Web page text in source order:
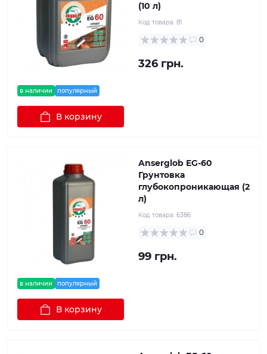
в наличии популярный
(10 л)
Код товара: 81
0
326 грн.
В корзину
в наличии популярный
Anserglob EG-60
Грунтовка
глубокопроникающая (2
л)
Код товара: 6386
0
99 грн.
В корзину